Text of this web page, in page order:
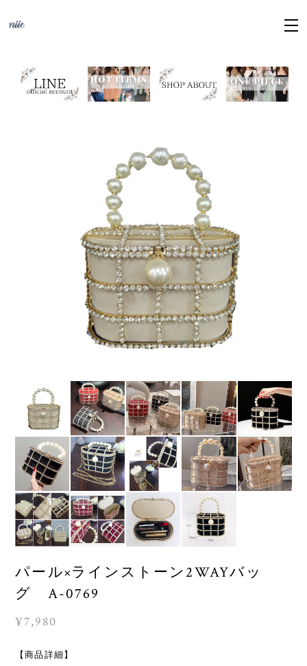
パール×ラインストーン2WAYバッ
グ A-0769
¥7,980
【商品詳細】